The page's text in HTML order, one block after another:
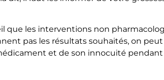
que les interventions non
pas les résultats souhaités, on
et de son innocuité pendant